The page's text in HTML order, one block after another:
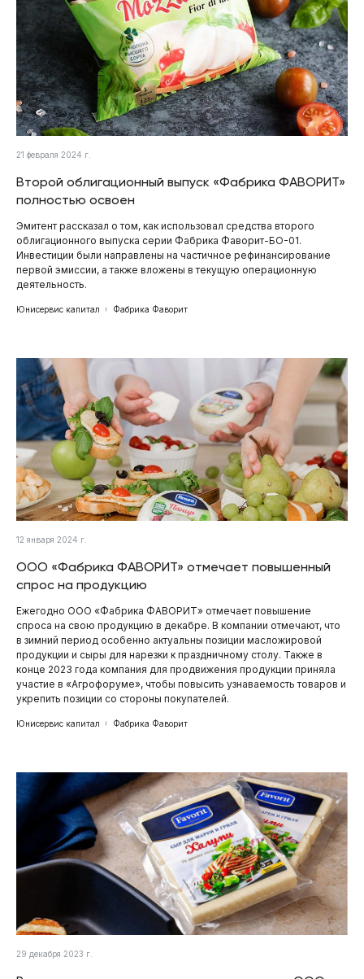
21 февраля 2024 г.
Второй облигационный выпуск «Фабрика ФАВОРИТ»
полностью освоен
Эмитент рассказал о том, как использовал средства второго
облигационного выпуска серии Фабрика Фаворит-БО-01.
Инвестиции были направлены на частичное рефинансирование
первой эмиссии, а также вложены в текущую операционную
деятельность.
Юнисервис капитал Фабрика Фаворит
12 января 2024 г.
ООО «Фабрика ФАВОРИТ» отмечает повышенный
спрос на продукцию
Ежегодно ООО «Фабрика ФАВОРИТ» отмечает повышение
спроса на свою продукцию в декабре. В компании отмечают, что
в зимний период особенно актуальны позиции масложировой
продукции и сыры для нарезки к праздничному столу. Также в
конце 2023 года компания для продвижения продукции приняла
участие в «Агрофоруме», чтобы повысить узнаваемость товаров и
укрепить позиции со стороны покупателей.
Юнисервис капитал Фабрика Фаворит
29 декабря 2023 г.